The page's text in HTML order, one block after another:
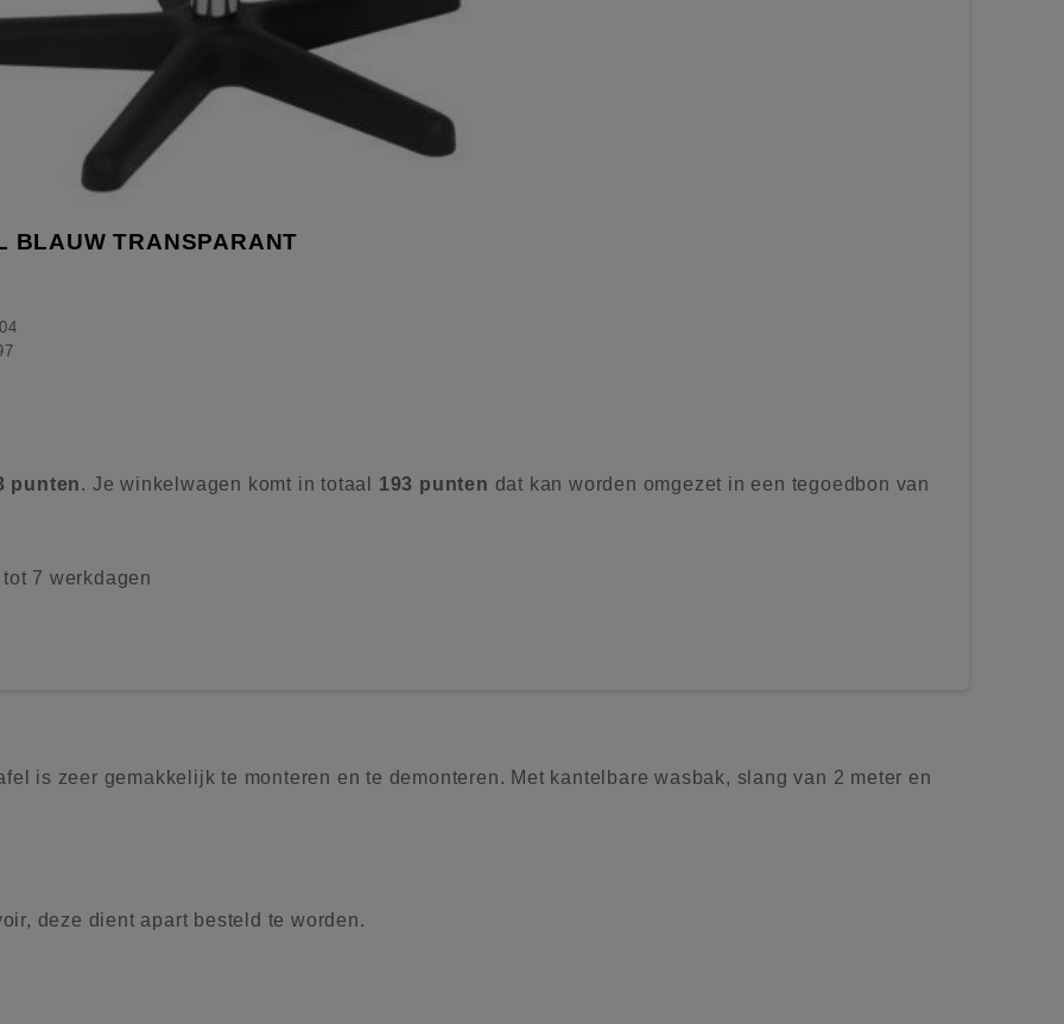
BLAUW TRANSPARANT
punten. Je winkelwagen komt in totaal 193 punten dat kan worden omgezet in een tegoedbon van
tot 7 werkdagen
is zeer gemakkelijk te monteren en te demonteren. Met kantelbare wasbak, slang van 2 meter en
deze dient apart besteld te worden.